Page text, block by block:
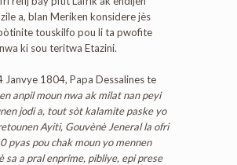
a, blan Meriken konsidere jès
touskilfo pou li ta pwofite
ki sou teritwa Etazini.
Janvye 1804, Papa Dessalines te
anpil moun nwa ak milat nan peyi
jodi a, tout sòt kalamite paske yo
Ayiti, Gouvènè Jeneral la ofri
pyas pou chak moun yo mennen
sa a pral enprime, pibliye, epi prese